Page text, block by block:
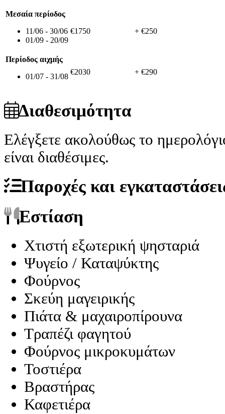
Μεσαία περίοδος
11/06 - 30/06
01/09 - 20/09
€1750 + €250
Περίοδος αιχμής
01/07 - 31/08
€2030 + €290
Διαθεσιμότητα
Ελέγξετε ακολούθως το
είναι διαθέσιμες.
Παροχές και
Εστίαση
Χτιστή εξωτερική ψησταριά
Ψυγείο / Καταψύκτης
Φούρνος
Σκεύη μαγειρικής
Πιάτα & μαχαιροπίρουνα
Τραπέζι φαγητού
Φούρνος μικροκυμάτων
Τοστιέρα
Βραστήρας
Καφετιέρα